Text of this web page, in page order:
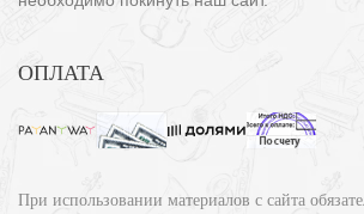
ОПЛАТА
При использовании материалов с сайта